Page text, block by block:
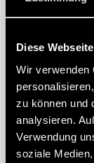
Diese
Wir verwenden
zu können und
analysieren.
Verwendung
soziale